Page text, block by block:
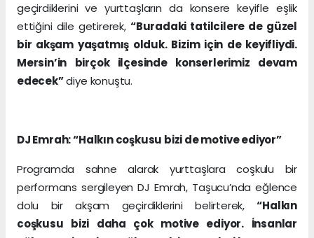
geçirdiklerini ve yurttaşların da konsere keyifle eşlik
ettiğini dile getirerek, “Buradaki tatilcilere de güzel
bir akşam yaşatmış olduk. Bizim için de keyifliydi.
Mersin’in birçok ilçesinde konserlerimiz devam
edecek”diye konuştu.
DJ Emrah: “Halkın coşkusu bizi de motive ediyor”
Programda sahne alarak yurttaşlara coşkulu bir
performans sergileyen DJ Emrah, Taşucu’nda eğlence
dolu bir akşam geçirdiklerini belirterek,“Halkın
coşkusu bizi daha çok motive ediyor. İnsanlar